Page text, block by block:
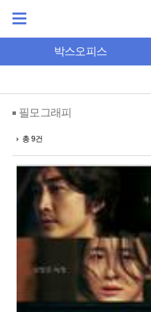
박스오피스
필모그래피
총 9건